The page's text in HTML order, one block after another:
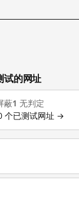
的网址
蔽1 无判定
个已测试网址 →